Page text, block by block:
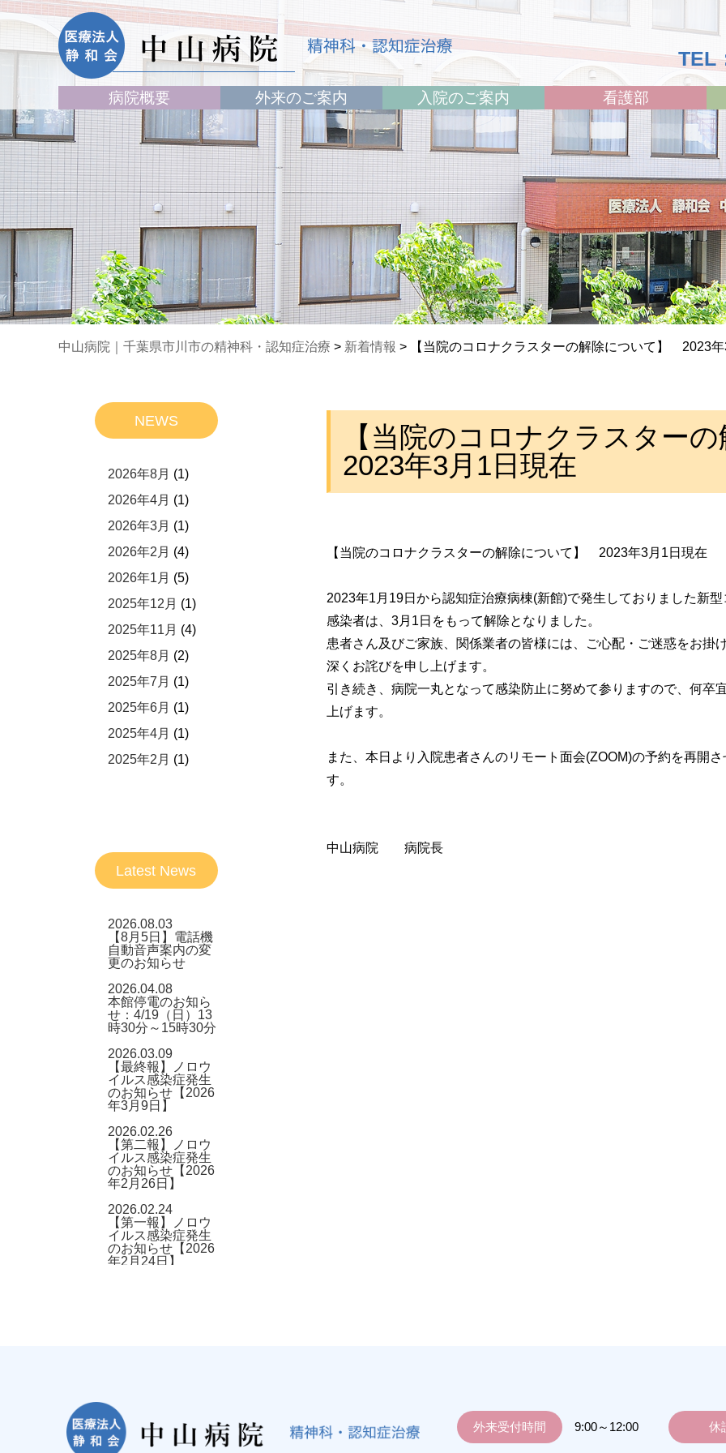
TEL
病院概要 外来のご案内 入院のご案内 看護部
中山病院｜千葉県市川市の精神科・認知症治療 > 新着情報 > 【当院のコロナクラスターの解除について】 2023
【当院のコロナクラスター
2023年3月1日現在
【当院のコロナクラスターの解除について】 2023年3月1日現在
2023年1月19日から認知症治療病棟(新館)で発生しておりました新型
感染者は、3月1日をもって解除となりました。
患者さん及びご家族、関係業者の皆様には、ご心配・ご迷惑をお掛
深くお詫びを申し上げます。
引き続き、病院一丸となって感染防止に努めて参りますので、何卒
上げます。
また、本日より入院患者さんのリモート面会(ZOOM)の予約を再開さ
す。
中山病院 病院長
NEWS
2026年8月 (1)
2026年4月 (1)
2026年3月 (1)
2026年2月 (4)
2026年1月 (5)
2025年12月 (1)
2025年11月 (4)
2025年8月 (2)
2025年7月 (1)
2025年6月 (1)
2025年4月 (1)
2025年2月 (1)
Latest News
2026.08.03
【8月5日】電話機
自動音声案内の変
更のお知らせ
2026.04.08
本館停電のお知ら
せ：4/19（日）13
時30分～15時30分
2026.03.09
【最終報】ノロウ
イルス感染症発生
のお知らせ【2026
年3月9日】
2026.02.26
【第二報】ノロウ
イルス感染症発生
のお知らせ【2026
年2月26日】
2026.02.24
【第一報】ノロウ
イルス感染症発生
のお知らせ【2026
年2月24日】
外来受付時間 9:00～12:00 休